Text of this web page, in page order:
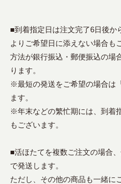
■到着指定日は注文完了6日後か
よりご希望日に添えない場合も
方法が銀行振込・郵便振込の場
ります。
※最短の発送をご希望の場合は
ます。
※年末などの繁忙期には、到着
もございます。
■活ほたてを複数ご注文の場合
で発送します。
ただし、その他の商品も一緒に